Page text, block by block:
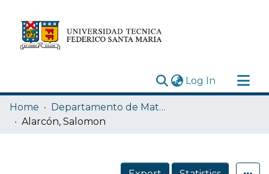
Log In (current)
Research Outputs
Statistics
Home
Departamento de Matemática
Alarcón, Salomon